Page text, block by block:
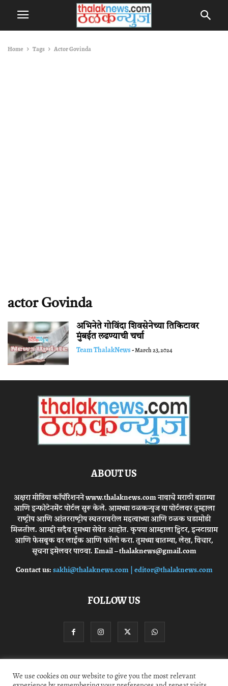
Home Tags Actor Govinda
actor Govinda
अभिनेते गोविंदा शिवसेनेच्या तिकिटावर
मुंबईत लढण्याची चर्चा
Team ThalakNews-March 23, 2024
ABOUT US
अक्षरा मीडिया कॉर्पोरेशनने www.thalaknews.com नावाचे मराठी बातम्या
आणि इन्फोटेनमेंट पोर्टल सुरू केले. आमच्या ठळकन्युज या पोर्टलवर तुम्हाला
राष्ट्रीय आणि आंतरराष्ट्रीय स्घतरावरील महत्वाच्या आणि ठळक घडामोडी
मिळतील. आम्ही सदैव तुमच्या सेवेत आहोत. कृपया आम्हाला ट्विटर, इन्स्टाग्राम
आणि फेसबुक वर लाईक आणि फॉलो करा. तुमच्या बातम्या, लेख, विचार,
सूचना इमेलवर पाठवा. Email – thalaknews@gmail.com
Contact us:sakhi@thalaknews.com | editor@thalaknews.com
FOLLOW US
Privacy Policy Contact Us
We use cookies on our website to give you the most relevant